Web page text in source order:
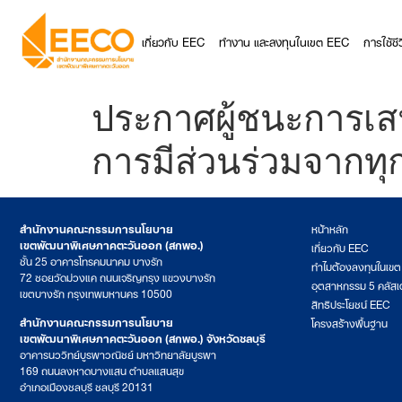
เกี่ยวกับ EEC ทำงาน และลงทุนในเขต EEC การใช้
ประกาศผู้ชนะการเ
การมีส่วนร่วมจาก
สำนักงานคณะกรรมการนโยบาย
เขตพัฒนาพิเศษภาคตะวันออก (สกพอ.)
ชั้น 25 อาคารโทรคมนาคม บางรัก
72 ซอยวัดม่วงแค ถนนเจริญกรุง แขวงบางรัก
เขตบางรัก กรุงเทพมหานคร 10500
สำนักงานคณะกรรมการนโยบาย
เขตพัฒนาพิเศษภาคตะวันออก (สกพอ.) จังหวัดชลบุรี
อาคารนววิทย์บูรพาวณิชย์ มหาวิทยาลัยบูรพา
169 ถนนลงหาดบางแสน ตำบลแสนสุข
อำเภอเมืองชลบุรี ชลบุรี 20131
หน้าหลัก
เกี่ยวกับ EEC
ทำไมต้องลงทุนในเข
อุตสาหกรรม 5 คลัส
สิทธิประโยชน์ EEC
โครงสร้างพื้นฐาน